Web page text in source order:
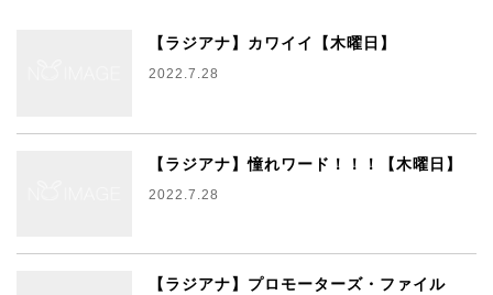
【ラジアナ】カワイイ【木曜日】
2022.7.28
【ラジアナ】憧れワード！！！【木曜日】
2022.7.28
【ラジアナ】プロモーターズ・ファイル